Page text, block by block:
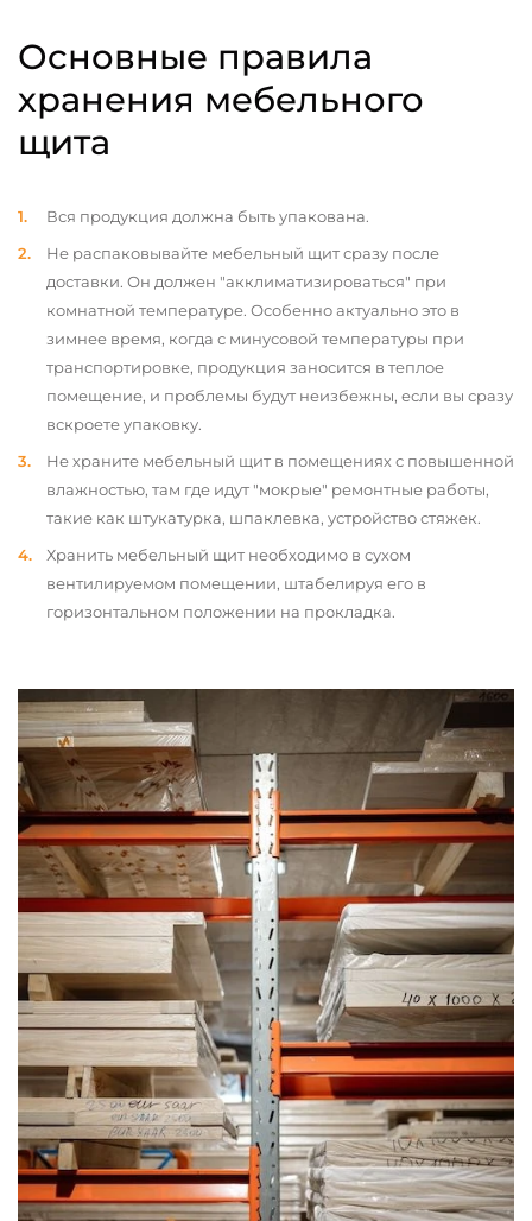
Основные правила
хранения мебельного
щита
Вся продукция должна быть упакована.
Не распаковывайте мебельный щит сразу после
доставки. Он должен "акклиматизироваться" при
комнатной температуре. Особенно актуально это в
зимнее время, когда с минусовой температуры при
транспортировке, продукция заносится в теплое
помещение, и проблемы будут неизбежны, если вы сразу
вскроете упаковку.
Не храните мебельный щит в помещениях с повышенной
влажностью, там где идут "мокрые" ремонтные работы,
такие как штукатурка, шпаклевка, устройство стяжек.
Хранить мебельный щит необходимо в сухом
вентилируемом помещении, штабелируя его в
горизонтальном положении на прокладка.